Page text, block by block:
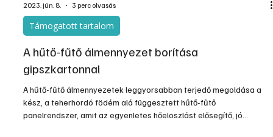
2023. jún. 8. 3 perc olvasás
Támogatott tartalom
A hűtő-fűtő álmennyezet borítása
gipszkartonnal
A hűtő-fűtő álmennyezetek leggyorsabban terjedő megoldása a
kész, a teherhordó födém alá függesztett hűtő-fűtő
panelrendszer, amit az egyenletes hőeloszlást elősegítő, jó